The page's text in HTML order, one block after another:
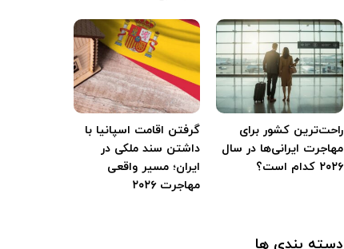
راحت‌ترین کشور برای
مهاجرت ایرانی‌ها در سال
۲۰۲۶ کدام است؟
گرفتن اقامت اسپانیا با
داشتن سند ملکی در
ایران؛ مسیر واقعی
مهاجرت ۲۰۲۶
دسته بندی ها